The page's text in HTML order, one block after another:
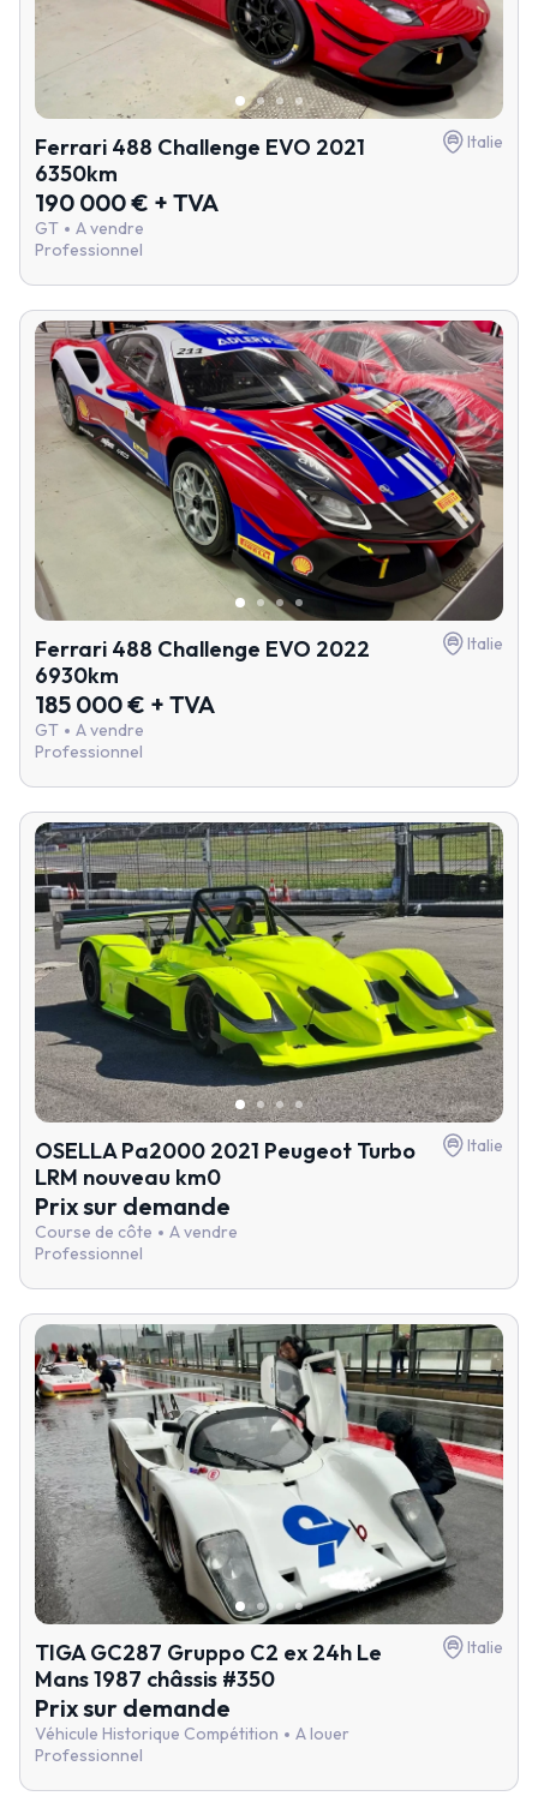
Ferrari 488 Challenge EVO 2021
6350km
Italie
190 000 € + TVA
GT
A vendre
Professionnel
Ferrari 488 Challenge EVO 2022
6930km
Italie
185 000 € + TVA
GT
A vendre
Professionnel
OSELLA Pa2000 2021 Peugeot Turbo
LRM nouveau km0
Italie
Prix sur demande
Course de côte
A vendre
Professionnel
TIGA GC287 Gruppo C2 ex 24h Le
Mans 1987 châssis #350
Italie
Prix sur demande
Véhicule Historique Compétition
A louer
Professionnel